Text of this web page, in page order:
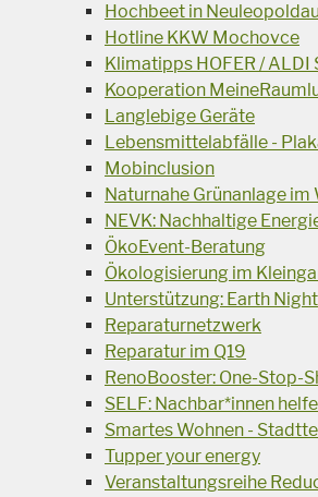
Hochbeet in Neuleopoldau
Hotline KKW Mochovce
Klimatipps HOFER / ALDI
Kooperation
Langlebige Geräte
Lebensmittelabfälle -
Mobinclusion
Naturnahe Grünanlage im
NEVK: Nachhaltige
ÖkoEvent-Beratung
Ökologisierung im
Unterstützung: Earth Night
Reparaturnetzwerk
Reparatur im Q19
RenoBooster: One-Stop-
SELF: Nachbar*innen
Smartes Wohnen -
Tupper your energy
Veranstaltungsreihe